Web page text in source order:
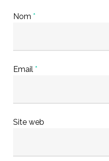
Nom *
Email *
Site web